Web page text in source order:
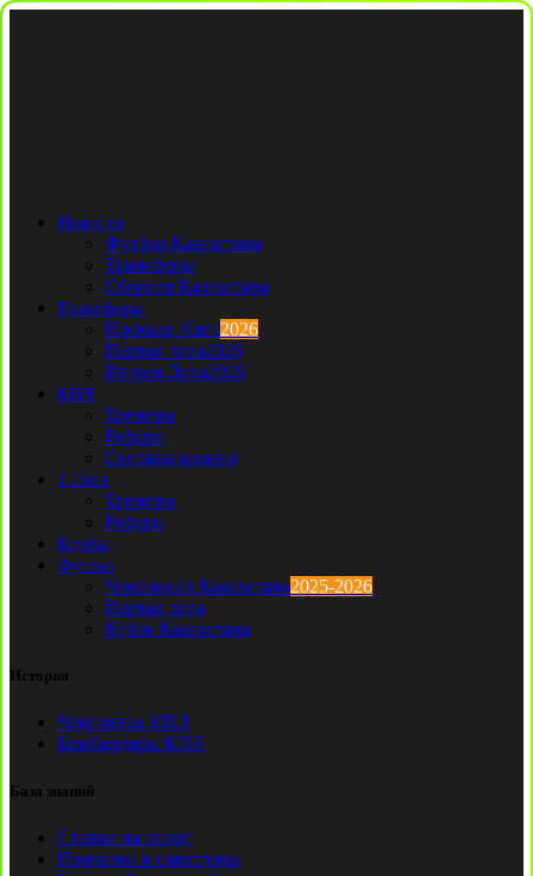
Новости
Футбол Казахстана
Трансферы
Сборная Казахстана
Трансферы
Премьер Лига2026
Первая лига2026
Вторая Лига2026
КПЛ
Тренеры
Рефери
Составы команд
1 Лига
Тренеры
Рефери
Клубы
Футзал
Чемпионат Казахстана2025-2026
Первая лига
Кубок Казахстана
История
Чемпионы КПЛ
Бомбардиры КПЛ
База знаний
Ставки на спорт
Причины и симптомы